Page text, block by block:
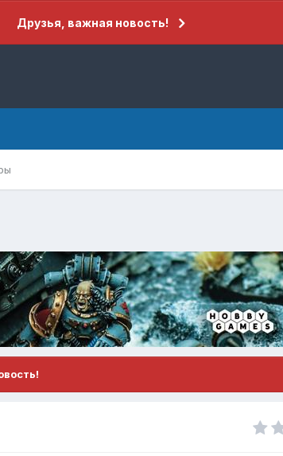
Друзья, важная новость!